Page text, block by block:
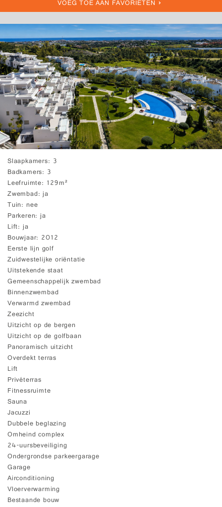
VOEG TOE AAN FAVORIETEN
Slaapkamers 3
Badkamers 3
Leefruimte 129m²
Zwembad ja
Tuin nee
Parkeren ja
Lift ja
Bouwjaar 2012
Eerste lijn golf
Zuidwestelijke oriëntatie
Uitstekende staat
Gemeenschappelijk zwembad
Binnenzwembad
Verwarmd zwembad
Zeezicht
Uitzicht op de bergen
Uitzicht op de golfbaan
Panoramisch uitzicht
Overdekt terras
Lift
Privéterras
Fitnessruimte
Sauna
Jacuzzi
Dubbele beglazing
Omheind complex
24-uursbeveiliging
Ondergrondse parkeergarage
Garage
Airconditioning
Vloerverwarming
Bestaande bouw